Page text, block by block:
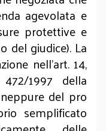
agevolata e
protettive e
del giudice). La
nell’art. 14,
1997 della
del pro
semplificato